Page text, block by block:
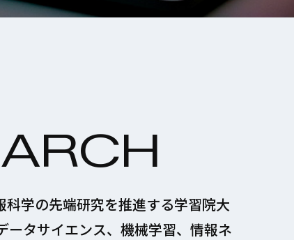
学の先端研究を推進する学習院大
ータサイエンス、機械学習、情報ネ